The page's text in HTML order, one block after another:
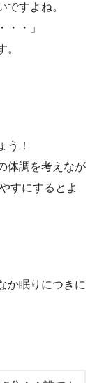
すよね。
・・」
。
う！
体調を考えなが
すにするとよ
か眠りにつきに